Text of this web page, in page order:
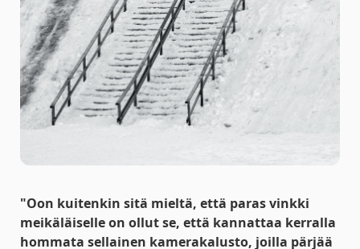
"Oon kuitenkin sitä mieltä, että paras vinkki
meikäläiselle on ollut se, että kannattaa kerralla
hommata sellainen kamerakalusto, joilla pärjää